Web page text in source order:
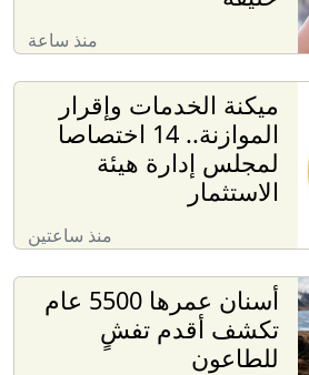
منذ ساعة
ميكنة الخدمات وإقرار
الموازنة.. 14 اختصاصا
لمجلس إدارة هيئة
الاستثمار
منذ ساعتين
أسنان عمرها 5500 عام
تكشف أقدم تفشٍ
للطاعون